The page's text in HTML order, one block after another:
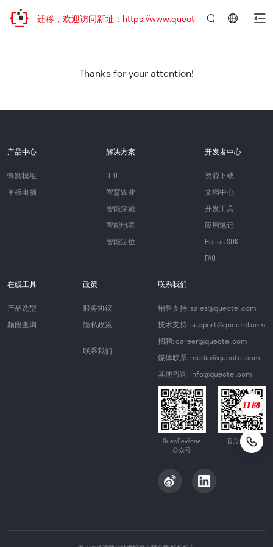
地址已迁移，欢迎访问新址：https://www.quectel.com.cn
Thanks for your attention!
产品中心
蜂窝模组
单板电脑
解决方案
DTU
智慧农业
智能穿戴
智能电表
智能定位
开发者中心
资源下载
文档中心
开发工具
应用笔记
Helios SDK
FAQ
在线工具
产品选型
频段查询
政策
服务协议
隐私政策
联系我们
联系我们
销售支持: sales@quectel.com
技术支持: support@quectel.com
招聘: career@quectel.com
媒体联系: media@quectel.com
其他咨询: info@quectel.com
QuecDevZone
公众号
官方公众号